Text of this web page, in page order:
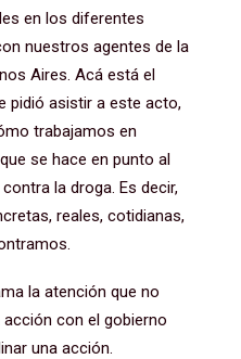
en los diferentes
nuestros agentes de la
Aires. Acá está el
pidió asistir a este acto,
trabajamos en
se hace en punto al
la droga. Es decir,
reales, cotidianas,
la atención que no
con el gobierno
una acción.